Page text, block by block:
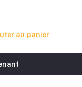
au panier